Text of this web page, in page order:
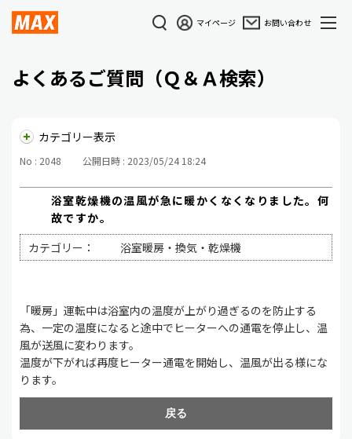
マイページ お問い合わせ
よくあるご質問（Ｑ＆Ａ検索）
カテゴリー表示
No : 2048 公開日時 : 2023/05/24 18:24
浴室乾燥機の温風が急に暖かくなくなりました。何
故ですか。
カテゴリー：
浴室暖房・換気・乾燥機
「暖房」運転中は浴室内の温度が上がり過ぎるのを防止する
為、一定の温度になると途中でヒーターへの通電を停止し、温
風が送風に変わります。
温度が下がれば再度ヒーター通電を開始し、温風が出る様にな
ります。
戻る